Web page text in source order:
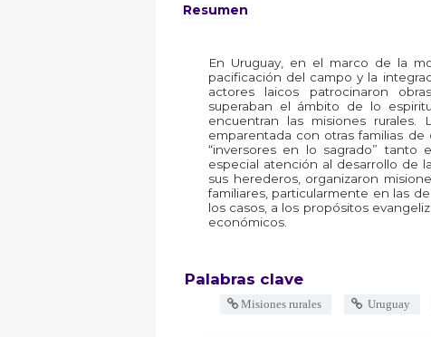
Resumen
En Uruguay, en el marco de la
pacificación del campo y la
actores laicos patrocinaron
superaban el ámbito de lo
encuentran las misiones
emparentada con otras familias
“inversores en lo sagrado”
especial atención al desarrollo de
sus herederos, organizaron
familiares, particularmente en las
los casos, a los propósitos
económicos.
Palabras clave
Misiones rurales Uruguay